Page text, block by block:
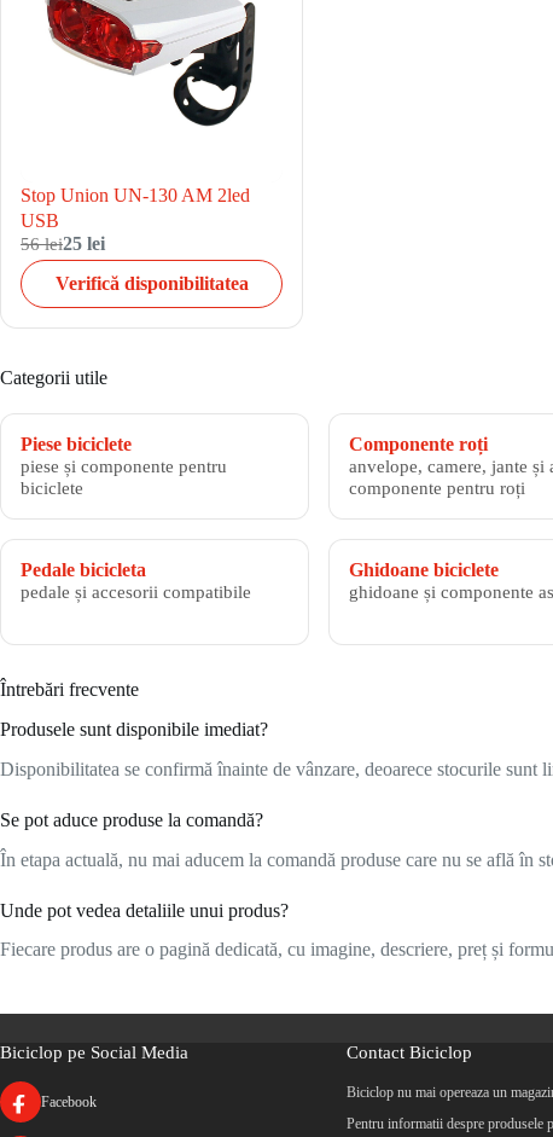
Stop Union UN-130 AM 2led
USB
56 lei25 lei
Verifică disponibilitatea
Categorii utile
Piese biciclete
piese și componente pentru
biciclete
Componente roți
anvelope, camere, jante și
componente pentru roți
Pedale bicicleta
pedale și accesorii compatibile
Ghidoane biciclete
ghidoane și componente
Întrebări frecvente
Produsele sunt disponibile imediat?
Disponibilitatea se confirmă înainte de vânzare, deoarece stocurile sunt
Se pot aduce produse la comandă?
În etapa actuală, nu mai aducem la comandă produse care nu se află în
Unde pot vedea detaliile unui produs?
Fiecare produs are o pagină dedicată, cu imagine, descriere, preț și
Biciclop pe Social Media
Facebook
Contact Biciclop
Biciclop nu mai opereaza un
Pentru informatii despre produsele